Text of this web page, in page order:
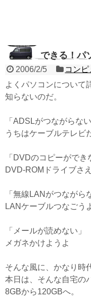
できる！パ
2006/2/5
コンピ
よくパソコンについて
知らないのだ。
「ADSLがつながらない
うちはケーブルテレビ
「DVDのコピーができ
DVD-ROMドライブさ
「無線LANがつながら
LANケーブルつなごう
「メールが読めない」
メガネかけようよ
そんな風に、かなり時
本日は、そんな自宅の
8GBから120GBへ。